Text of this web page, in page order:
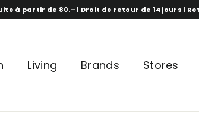
à partir de 80.– | Droit de retour de 14 jours |
Living Brands Stores